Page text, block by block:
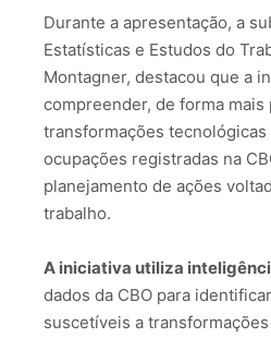
Durante a apresentação, a
Estatísticas e Estudos do
Montagner, destacou que a
compreender, de forma mais
transformações tecnológicas
ocupações registradas na
planejamento de ações
trabalho.
A iniciativa utiliza
dados da CBO para
suscetíveis a